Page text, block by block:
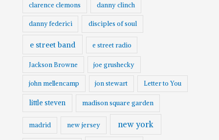
clarence clemons danny clinch
danny federici disciples of soul
e street band e street radio
Jackson Browne joe grushecky
john mellencamp jon stewart Letter to You
little steven madison square garden
madrid new jersey new york